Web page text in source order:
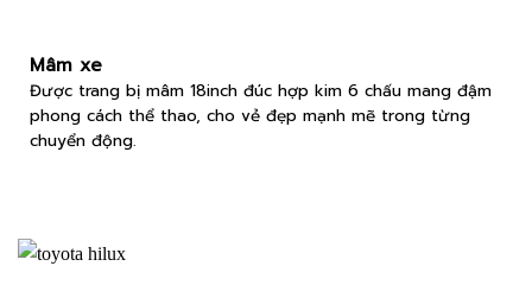
Mâm xe
Được trang bị mâm 18inch đúc hợp kim 6 chấu mang đậm
phong cách thể thao, cho vẻ đẹp mạnh mẽ trong từng
chuyển động.